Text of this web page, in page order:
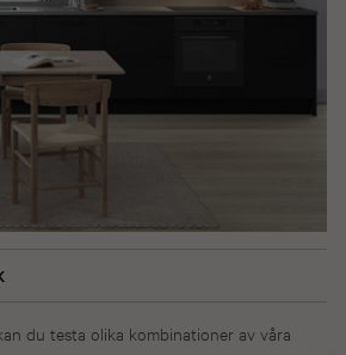
du testa olika kombinationer av våra